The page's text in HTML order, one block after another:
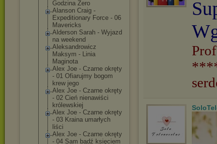
Godzina Zero
Alanson Craig -
Expeditionary Force - 06
Mavericks
Alderson Sarah - Wyjazd
na weekend
Aleksandrowicz
Maksym - Linia
Maginota
Alex Joe - Czarne okręty
- 01 Ofiarujmy bogom
krew jego
Alex Joe - Czarne okręty
- 02 Cień nienawiści
królewskiej
Alex Joe - Czarne okręty
- 03 Kraina umarłych
liści
Alex Joe - Czarne okręty
- 04 Sam bądź księciem